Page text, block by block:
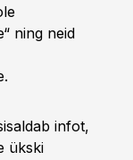
ning neid
infot,
ükski